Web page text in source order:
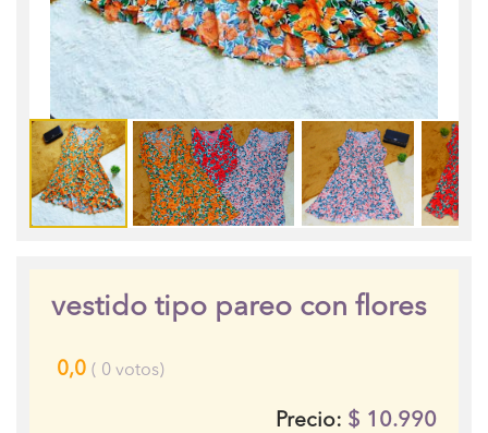
vestido tipo pareo con flores
0,0 ( 0 votos)
Precio: $ 10.990